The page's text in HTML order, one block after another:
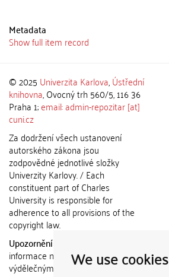
We use cookies
Metadata
Show full item record
© 2025 Univerzita Karlova,Ústřední
knihovna, Ovocný trh 560/5, 116 36
Praha 1;email: admin-repozitar [at]
cuni.cz
Za dodržení všech ustanovení
autorského zákona jsou
zodpovědné jednotlivé složky
Univerzity Karlovy. / Each
constituent part of Charles
University is responsible for
adherence to all provisions of the
copyright law.
Upozornění / Notice:
informace nemohou být použity k
výdělečným účelům nebo vydávány